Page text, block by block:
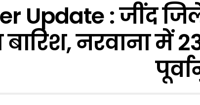
Update : जींद
नरवाना में